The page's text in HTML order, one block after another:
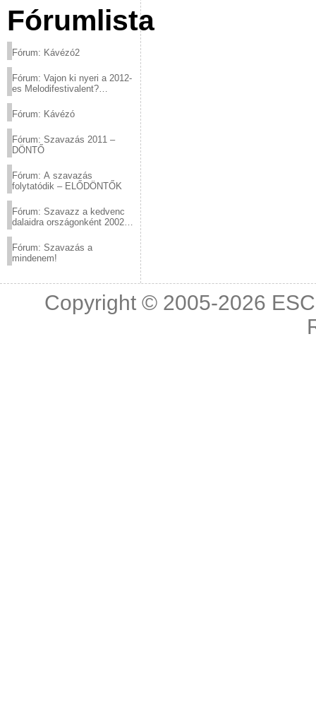
Fórumlista
Fórum: Kávézó2
Fórum: Vajon ki nyeri a 2012-
es Melodifestivalent?
Fórum: Kávézó
Fórum: Szavazás 2011 –
DÖNTŐ
Fórum: A szavazás
folytatódik – ELŐDÖNTŐK
Fórum: Szavazz a kedvenc
dalaidra országonként 2002
Fórum: Szavazás a
mindenem!
Copyright © 2005-2026